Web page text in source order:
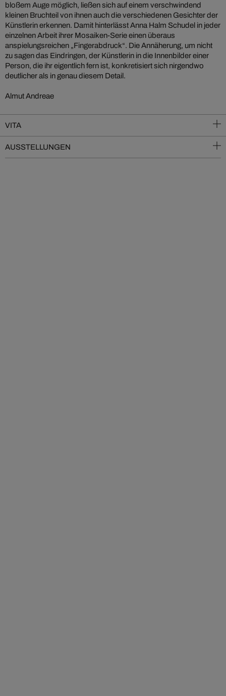
bloßem Auge möglich, ließen sich auf einem verschwindend
kleinen Bruchteil von ihnen auch die verschiedenen Gesichter der
Künstlerin erkennen. Damit hinterlässt Anna Halm Schudel in jeder
einzelnen Arbeit ihrer Mosaiken-Serie einen überaus
anspielungsreichen „Fingerabdruck“. Die Annäherung, um nicht
zu sagen das Eindringen, der Künstlerin in die Innenbilder einer
Person, die ihr eigentlich fern ist, konkretisiert sich nirgendwo
deutlicher als in genau diesem Detail.
Almut Andreae
VITA
AUSSTELLUNGEN